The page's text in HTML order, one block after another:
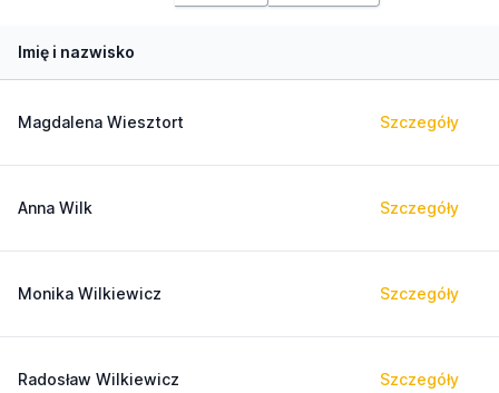
Imię i nazwisko
Magdalena Wiesztort Szczegóły
Anna Wilk Szczegóły
Monika Wilkiewicz Szczegóły
Radosław Wilkiewicz Szczegóły